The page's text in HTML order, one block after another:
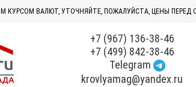
КУРСОМ ВАЛЮТ, УТОЧНЯЙТЕ, ПОЖАЛУЙСТА, ЦЕНЫ ПЕРЕД
+7 (967) 136-38-46
+7 (499) 842-38-46
Telegram
krovlyamag@yandex.ru